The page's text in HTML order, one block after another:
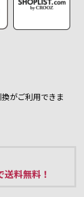
がご利用できま
料無料！